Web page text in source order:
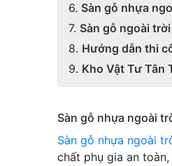
Sàn gỗ nhựa
Sàn gỗ ngoài
Hướng dẫn thi
Kho Vật Tư Tân
Sàn gỗ nhựa ngoài
Sàn gỗ nhựa ngoài
chất phụ gia an